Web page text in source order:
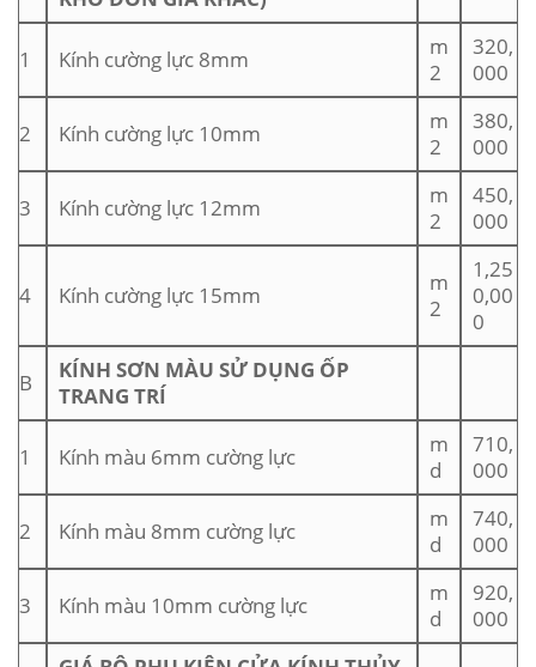
1 Kính cường lực 8mm
m
2
320,
000
2 Kính cường lực 10mm
m
2
380,
000
3 Kính cường lực 12mm
m
2
450,
000
4 Kính cường lực 15mm
m
2
1,25
0,00
0
B
KÍNH SƠN MÀU SỬ DỤNG ỐP
TRANG TRÍ
1 Kính màu 6mm cường lực
m
d
710,
000
2 Kính màu 8mm cường lực
m
d
740,
000
3 Kính màu 10mm cường lực
m
d
920,
000